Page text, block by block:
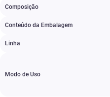
Composição
Conteúdo da Embalagem
Linha
Modo de Uso